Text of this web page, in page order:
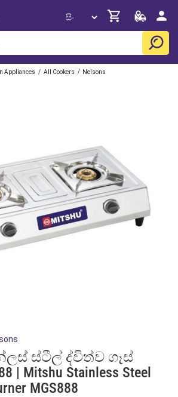
Appliances / All Cookers / Nelsons
ස්ටීල් ද්විත්ව ගෑස්
| Mitshu Stainless Steel
MGS888